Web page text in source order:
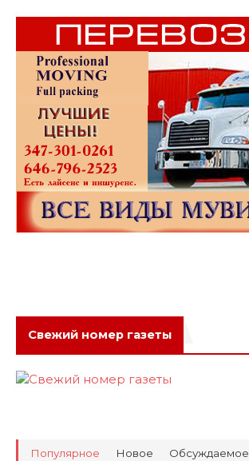
Свежий номер газеты
Популярное Новое Обсуждаемое